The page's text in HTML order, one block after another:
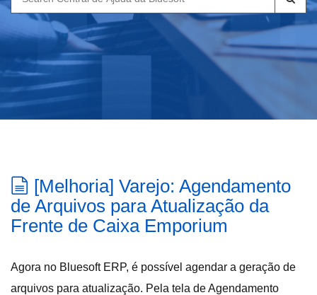
for:
[Melhoria] Varejo: Agendamento
de Arquivos para Atualização da
Frente de Caixa Emporium
Agora no Bluesoft ERP, é possível agendar a geração de
arquivos para atualização. Pela tela de Agendamento